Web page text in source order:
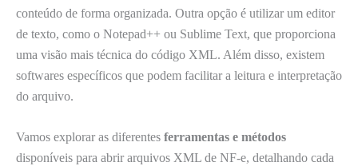
conteúdo de forma organizada. Outra opção é utilizar um editor
de texto, como o Notepad++ ou Sublime Text, que proporciona
uma visão mais técnica do código XML. Além disso, existem
softwares específicos que podem facilitar a leitura e interpretação
do arquivo.
Vamos explorar as diferentes ferramentas e métodos
disponíveis para abrir arquivos XML de NF-e, detalhando cada